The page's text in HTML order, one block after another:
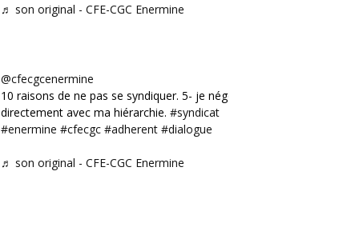
♬ son original - CFE-CGC Enermine
@cfecgcenermine
10 raisons de ne pas se syndiquer. 5- je négocie
directement avec ma hiérarchie. #syndicat
#enermine #cfecgc #adherent #dialogue
♬ son original - CFE-CGC Enermine